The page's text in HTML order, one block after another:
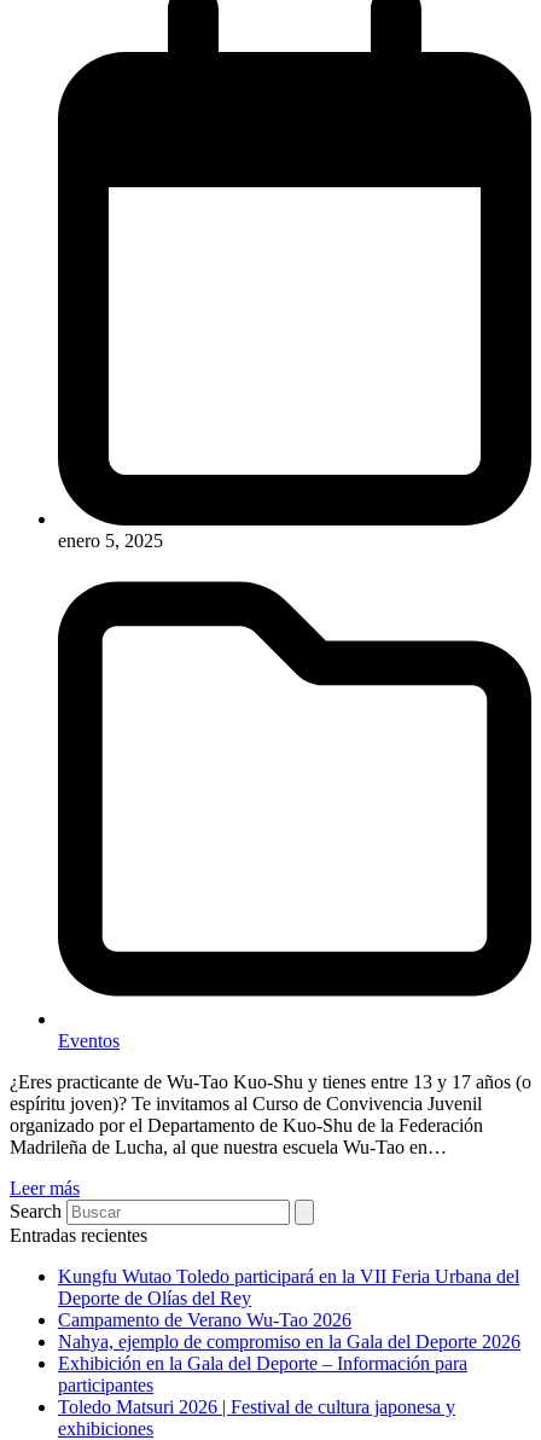
enero 5, 2025
Eventos
¿Eres practicante de Wu-Tao Kuo-Shu y tienes entre 13 y 17 años (o
espíritu joven)? Te invitamos al Curso de Convivencia Juvenil
organizado por el Departamento de Kuo-Shu de la Federación
Madrileña de Lucha, al que nuestra escuela Wu-Tao en…
Leer más
Search
Entradas recientes
Kungfu Wutao Toledo participará en la VII Feria Urbana del
Deporte de Olías del Rey
Campamento de Verano Wu-Tao 2026
Nahya, ejemplo de compromiso en la Gala del Deporte 2026
Exhibición en la Gala del Deporte – Información para
participantes
Toledo Matsuri 2026 | Festival de cultura japonesa y
exhibiciones